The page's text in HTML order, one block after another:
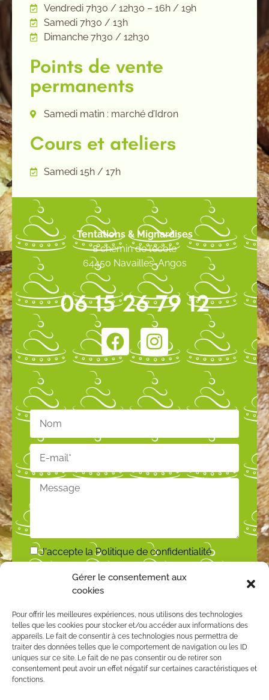
Gérer le consentement aux
cookies
Pour offrir les meilleures expériences, nous utilisons des technologies
telles que les cookies pour stocker et/ou accéder aux informations des
appareils. Le fait de consentir à ces technologies nous permettra de
traiter des données telles que le comportement de navigation ou les ID
uniques sur ce site. Le fait de ne pas consentir ou de retirer son
consentement peut avoir un effet négatif sur certaines caractéristiques et
fonctions.
Vendredi 7h30 / 12h30 – 16h / 19h
Samedi 7h30 / 13h
Dimanche 7h30 / 12h30
Points de vente
permanents
Samedi matin : marché d’Idron
Cours et ateliers
Samedi 15h / 17h
Tentations & Mignardises
8 chemin de l’école
64450 Navailles-Angos
06 15 26 79 12
J'accepte laPolitique de confidentialité
ENVOYER